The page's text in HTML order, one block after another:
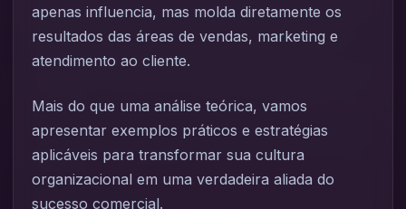
apenas influencia, mas molda diretamente os
resultados das áreas de vendas, marketing e
atendimento ao cliente.
Mais do que uma análise teórica, vamos
apresentar exemplos práticos e estratégias
aplicáveis para transformar sua cultura
organizacional em uma verdadeira aliada do
sucesso comercial.